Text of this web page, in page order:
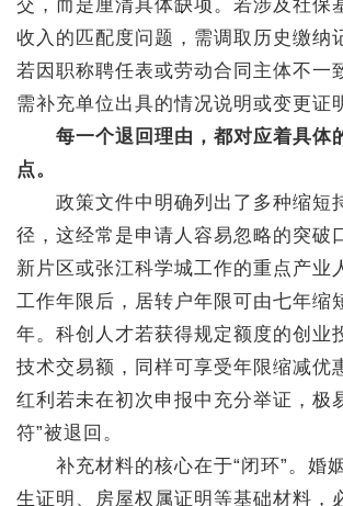
交，而是厘清具体缺项。若涉及社保
收入的匹配度问题，需调取历史缴纳
若因职称聘任表或劳动合同主体不一
需补充单位出具的情况说明或变更证
每一个退回理由，都对应着具体
点。
政策文件中明确列出了多种缩短
径，这经常是申请人容易忽略的突破
新片区或张江科学城工作的重点产业
工作年限后，居转户年限可由七年缩
年。科创人才若获得规定额度的创业
技术交易额，同样可享受年限缩减优
红利若未在初次申报中充分举证，极
符”被退回。
补充材料的核心在于“闭环”。婚
生证明、房屋权属证明等基础材料，